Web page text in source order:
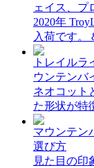
ェイス、プ
2020年
入荷です。
トレイル
ウンテン
ネオコット
た形状が特
マウンテン
選び方
見た目の印